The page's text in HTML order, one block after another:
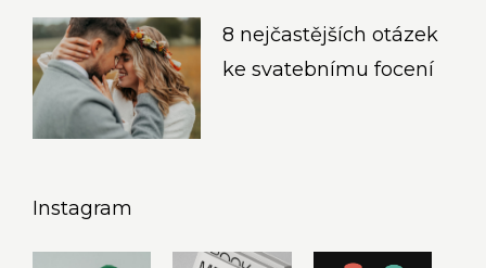
8 nejčastějších otázek
ke svatebnímu focení
Instagram